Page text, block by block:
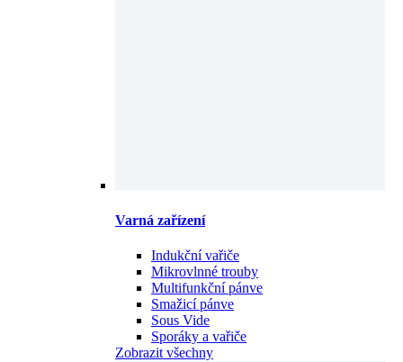
Varná zařízení
Indukční vařiče
Mikrovlnné trouby
Multifunkční pánve
Smažicí pánve
Sous Vide
Sporáky a vařiče
Zobrazit všechny